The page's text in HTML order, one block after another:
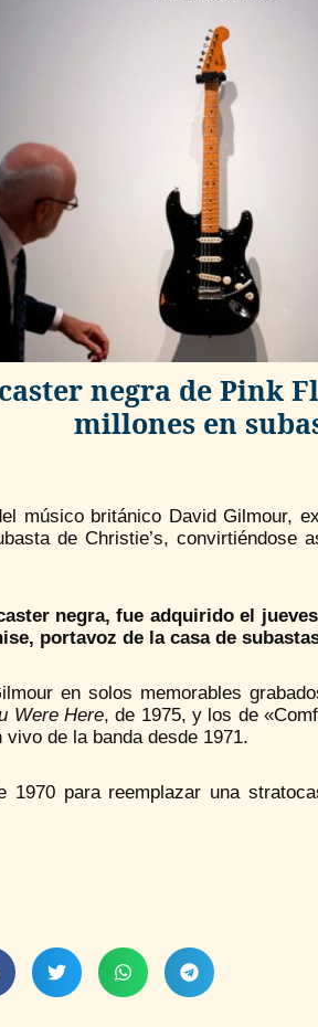
negra de Pink
millones en
músico británico David Gilmour,
de Christie’s,
negra, fue adquirido el
portavoz de la casa de
en solos memorables
Were Here, de 1975, y los de
de la banda desde 1971.
para reemplazar una